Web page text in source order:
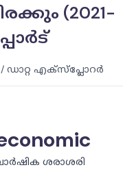
(2021-
/ ഡാറ്റ എക്സ്പ്ലോറർ
ശരാശരി